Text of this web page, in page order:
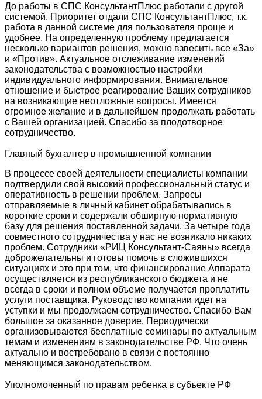
До работы в СПС КонсультантПлюс работали с другой
системой. Приоритет отдали СПС КонсультантПлюс, т.к.
работа в данной системе для пользователя проще и
удобнее. На определенную проблему предлагается
несколько вариантов решения, можно взвесить все «За»
и «Против». Актуальное отслеживание изменений
законодательства с возможностью настройки
индивидуального информирования. Внимательное
отношение и быстрое реагирование Ваших сотрудников
на возникающие неотложные вопросы. Имеется
огромное желание и в дальнейшем продолжать работать
с Вашей организацией. Спасибо за плодотворное
сотрудничество.
Главный бухгалтер в промышленной компании
В процессе своей деятельности специалисты компании
подтвердили свой высокий профессиональный статус и
оперативность в решении проблем. Запросы
отправляемые в личный кабинет обрабатывались в
короткие сроки и содержали обширную нормативную
базу для решения поставленной задачи. За четыре года
совместного сотрудничества у нас не возникало никаких
проблем. Сотрудники «РИЦ Консультант-Саяны» всегда
доброжелательны и готовы помочь в сложившихся
ситуациях и это при том, что финансирование Аппарата
осуществляется из республиканского бюджета и не
всегда в сроки и полном объеме получается проплатить
услуги поставщика. Руководство компании идет на
уступки и мы продолжаем сотрудничество. Спасибо Вам
большое за оказанное доверие. Периодически
организовываются бесплатные семинары по актуальным
темам и изменениям в законодательстве РФ. Что очень
актуально и востребовано в связи с постоянно
меняющимся законодательством.
Уполномоченный по правам ребенка в субъекте РФ